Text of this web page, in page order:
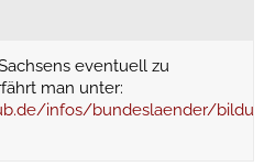
eventuell zu
man unter:
infos/bundeslaender/